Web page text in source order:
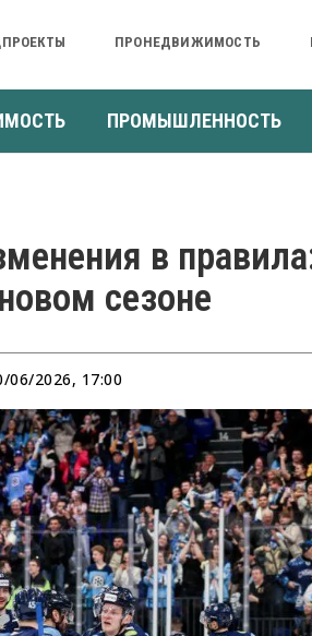
ПРОНЕДВИЖИМОСТЬ
ПРОМЫШЛЕННОСТЬ
в
сезоне
06/2026, 17:00